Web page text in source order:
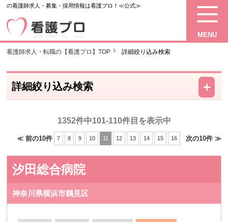
の看護師求人・募集・採用情報は看護プロ！≪公式≫
MENU
看護師求人・転職の【看護プロ】TOP 詳細絞り込み検索
詳細絞り込み検索 －
＋
1352件中101-110件目を表示中
≪ 前の10件 7 8 9 10 11 12 13 14 15 16 次の10件 ≫
汐田総合病院
神奈川県横浜市鶴見区